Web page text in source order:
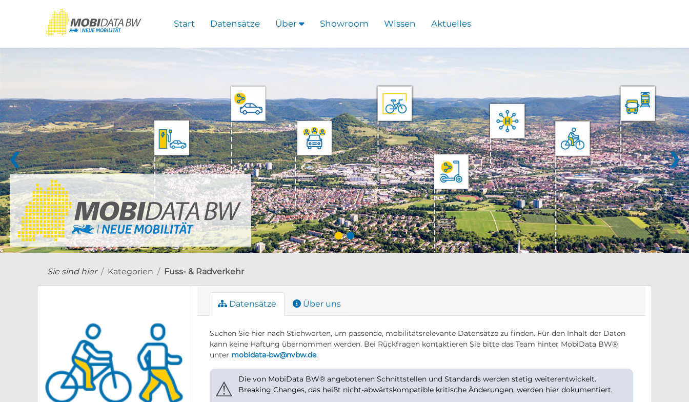
Start Datensätze Über Showroom Wissen Aktuelles
❮ ❯
Sie sind hier Kategorien Fuss- & Radverkehr
Datensätze Über uns
Suchen Sie hier nach Stichworten, um passende, mobilitätsrelevante Datensätze zu finden. Für den Inhalt der Daten
kann keine Haftung übernommen werden. Bei Rückfragen kontaktieren Sie bitte das Team hinter MobiData BW®
unter mobidata-bw@nvbw.de.
⚠
Die von MobiData BW® angebotenen Schnittstellen und Standards werden stetig weiterentwickelt.
Breaking Changes, das heißt nicht-abwärtskompatible kritische Änderungen, werden hier dokumentiert.